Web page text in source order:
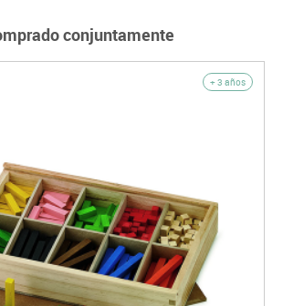
conjuntamente
+ 3 años